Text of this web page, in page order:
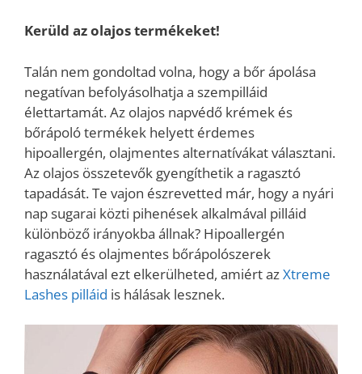
Kerüld az olajos termékeket!
Talán nem gondoltad volna, hogy a bőr ápolása
negatívan befolyásolhatja a szempilláid
élettartamát. Az olajos napvédő krémek és
bőrápoló termékek helyett érdemes
hipoallergén, olajmentes alternatívákat választani.
Az olajos összetevők gyengíthetik a ragasztó
tapadását. Te vajon észrevetted már, hogy a nyári
nap sugarai közti pihenések alkalmával pilláid
különböző irányokba állnak? Hipoallergén
ragasztó és olajmentes bőrápolószerek
használatával ezt elkerülheted, amiért azXtreme
Lashes pilláid is hálásak lesznek.